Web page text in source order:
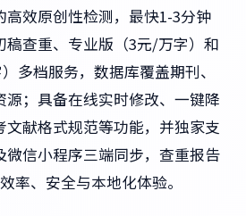
高效原创性检测，最快1-3分钟
稿查重、专业版（3元/万字）和
多档服务，数据库覆盖期刊、
；具备在线实时修改、一键降
文献格式规范等功能，并独家支
微信小程序三端同步，查重报告
率、安全与本地化体验。